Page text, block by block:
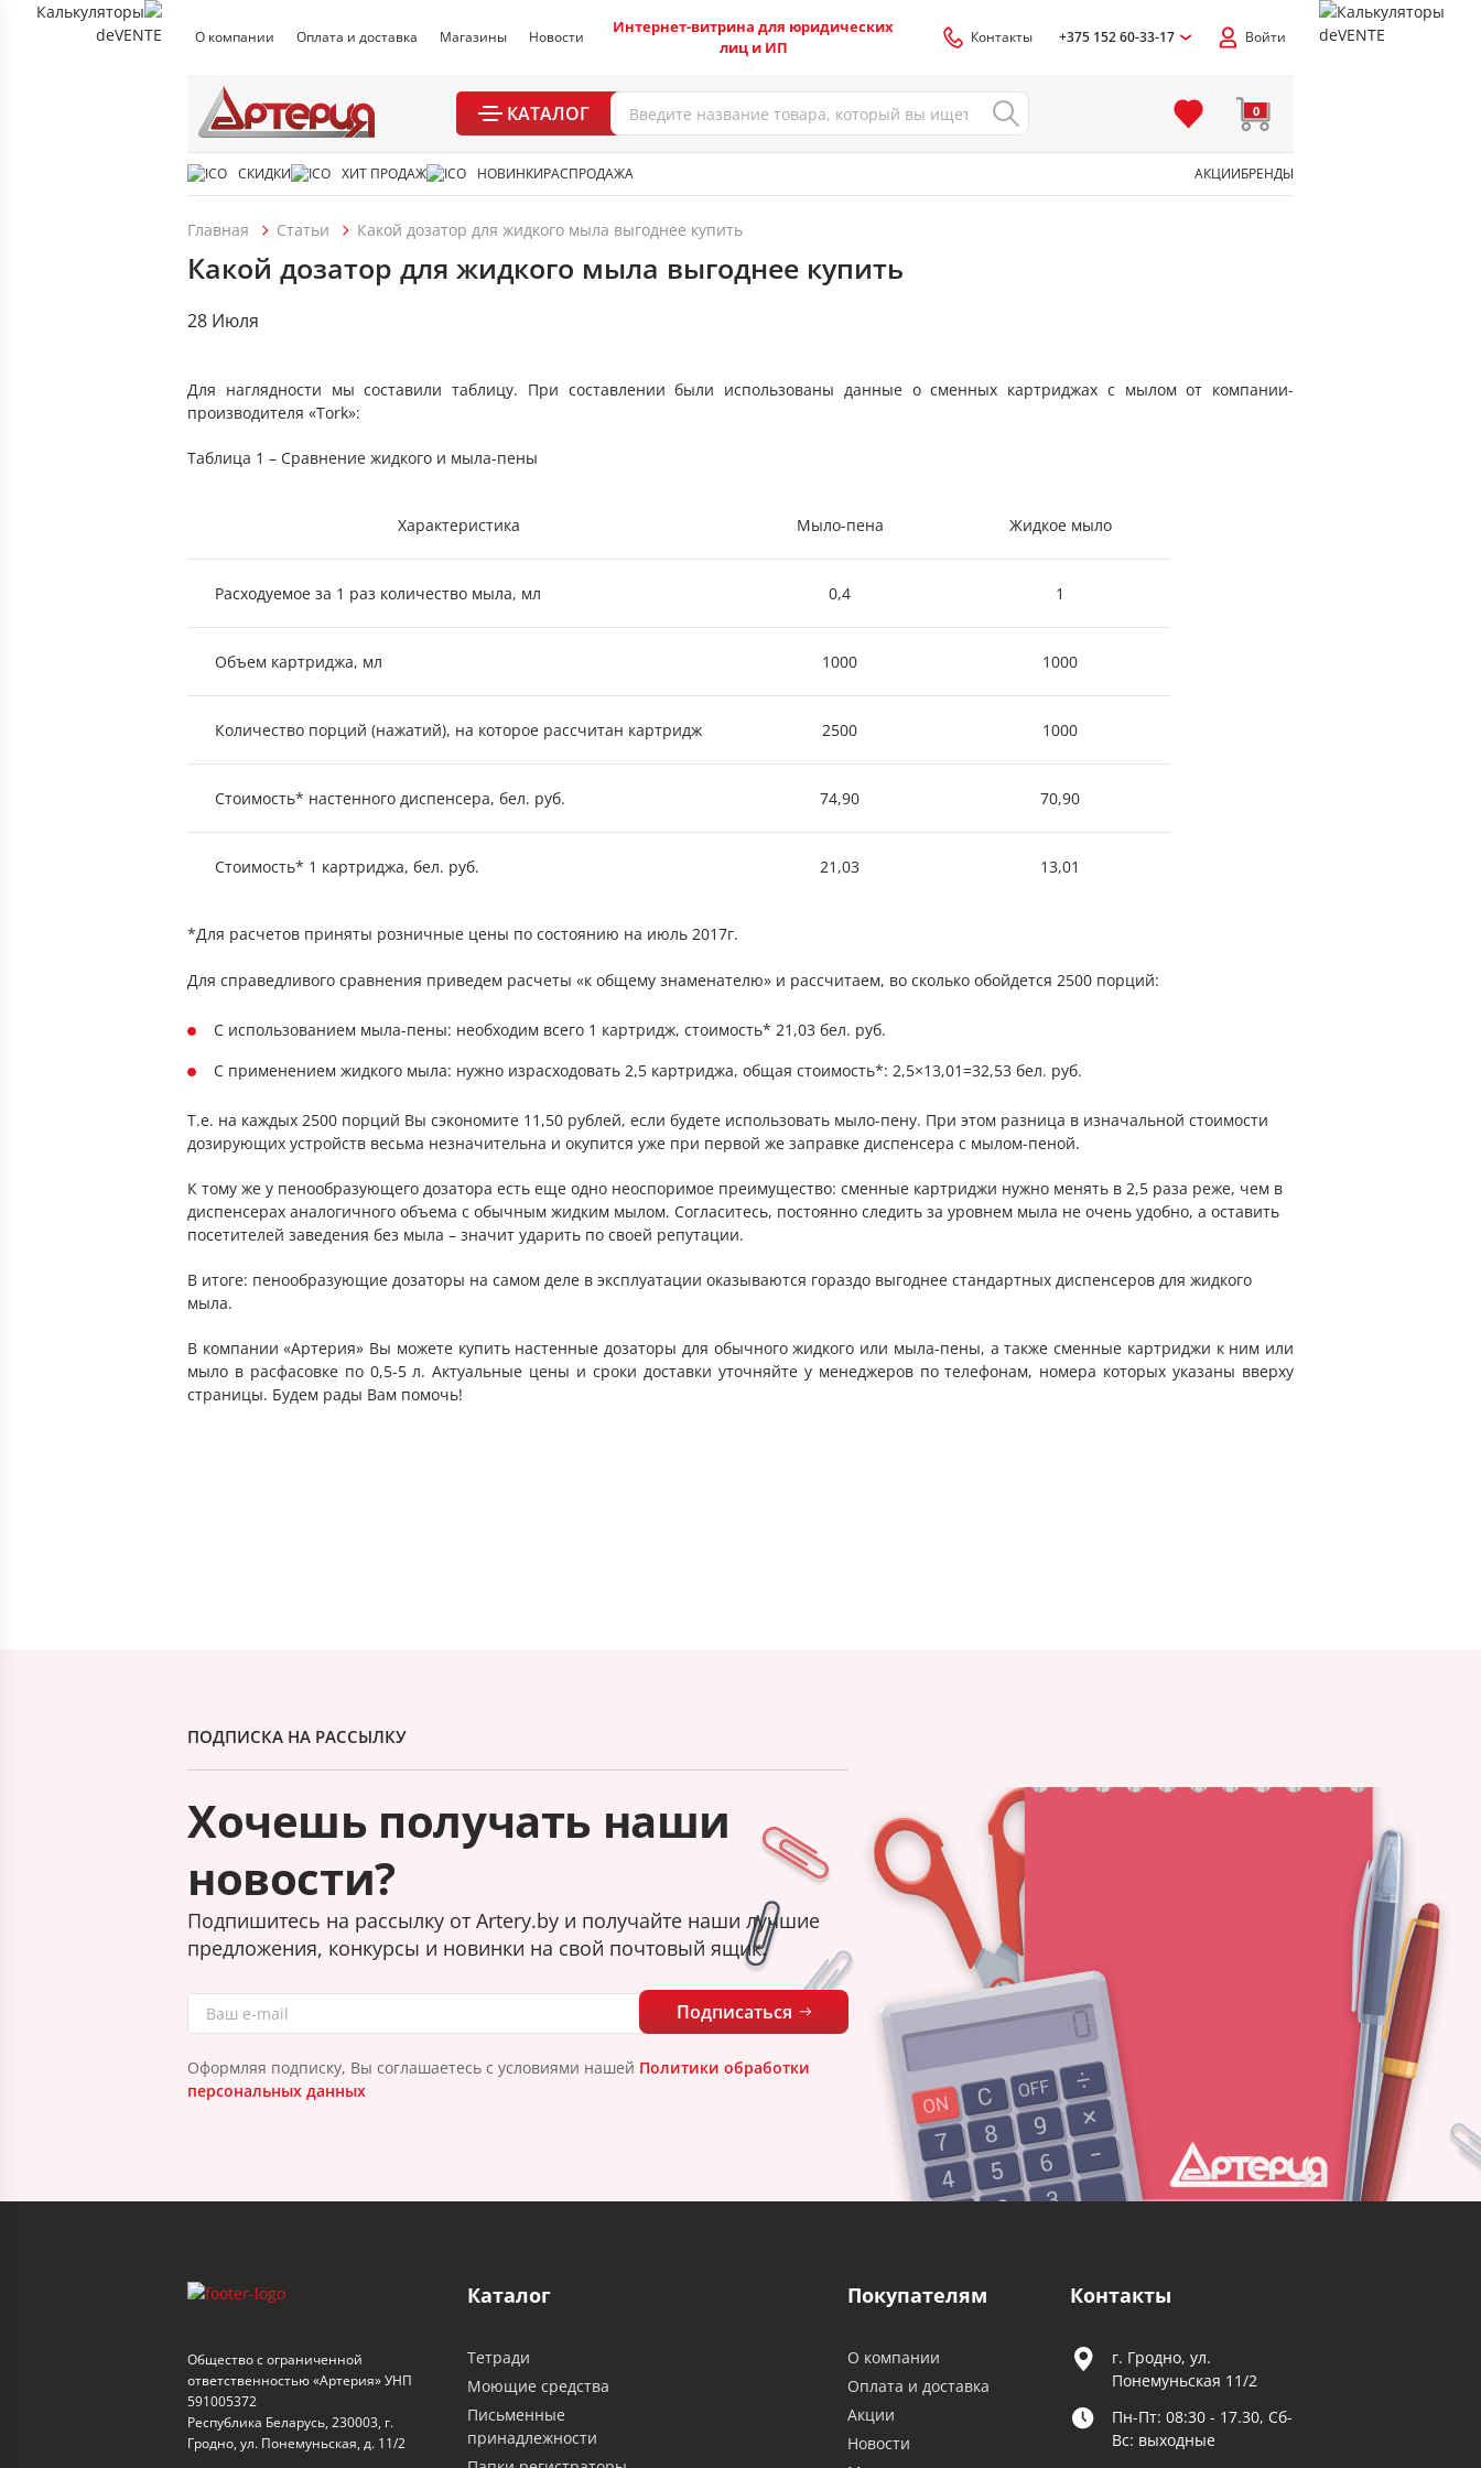
О компании Оплата и доставка Магазины Новости
Интернет-витрина для юридических
лиц и ИП
Контакты +375 152 60-33-17 Войти
КАТАЛОГ 0
СКИДКИ ХИТ ПРОДАЖ НОВИНКИРАСПРОДАЖА АКЦИИБРЕНДЫ
Главная Статьи Какой дозатор для жидкого мыла выгоднее купить
Какой дозатор для жидкого мыла выгоднее купить
28 Июля
Для наглядности мы составили таблицу. При составлении были использованы данные о сменных картриджах с мылом от компании-
производителя «Tork»:
Таблица 1 – Сравнение жидкого и мыла-пены
Характеристика Мыло-пена Жидкое мыло
Расходуемое за 1 раз количество мыла, мл 0,4 1
Объем картриджа, мл 1000 1000
Количество порций (нажатий), на которое рассчитан картридж 2500 1000
Стоимость* настенного диспенсера, бел. руб. 74,90 70,90
Стоимость* 1 картриджа, бел. руб. 21,03 13,01
*Для расчетов приняты розничные цены по состоянию на июль 2017г.
Для справедливого сравнения приведем расчеты «к общему знаменателю» и рассчитаем, во сколько обойдется 2500 порций:
С использованием мыла-пены: необходим всего 1 картридж, стоимость* 21,03 бел. руб.
С применением жидкого мыла: нужно израсходовать 2,5 картриджа, общая стоимость*: 2,5×13,01=32,53 бел. руб.
Т.е. на каждых 2500 порций Вы сэкономите 11,50 рублей, если будете использовать мыло-пену. При этом разница в изначальной стоимости
дозирующих устройств весьма незначительна и окупится уже при первой же заправке диспенсера с мылом-пеной.
К тому же у пенообразующего дозатора есть еще одно неоспоримое преимущество: сменные картриджи нужно менять в 2,5 раза реже, чем в
диспенсерах аналогичного объема с обычным жидким мылом. Согласитесь, постоянно следить за уровнем мыла не очень удобно, а оставить
посетителей заведения без мыла – значит ударить по своей репутации.
В итоге: пенообразующие дозаторы на самом деле в эксплуатации оказываются гораздо выгоднее стандартных диспенсеров для жидкого
мыла.
В компании «Артерия» Вы можете купить настенные дозаторы для обычного жидкого или мыла-пены, а также сменные картриджи к ним или
мыло в расфасовке по 0,5-5 л. Актуальные цены и сроки доставки уточняйте у менеджеров по телефонам, номера которых указаны вверху
страницы. Будем рады Вам помочь!
ПОДПИСКА НА РАССЫЛКУ
Хочешь получать наши
новости?
Подпишитесь на рассылку от Artery.by и получайте наши лучшие
предложения, конкурсы и новинки на свой почтовый ящик.
Подписаться
Оформляя подписку, Вы соглашаетесь с условиями нашей Политики обработки
персональных данных
Общество с ограниченной
ответственностью «Артерия» УНП
591005372
Республика Беларусь, 230003, г.
Гродно, ул. Понемуньская, д. 11/2
Каталог
Тетради
Моющие средства
Письменные
принадлежности
Покупателям
О компании
Оплата и доставка
Акции
Новости
Контакты
г. Гродно, ул.
Понемуньская 11/2
Пн-Пт: 08:30 - 17.30, Сб-
Вс: выходные